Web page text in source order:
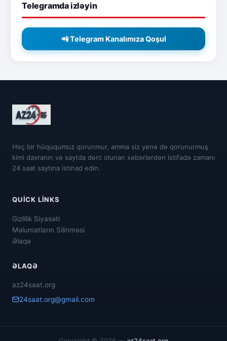
Telegramda izləyin
📲 Telegram Kanalımıza Qoşul
Heç bir hüququmuz qorunmur, amma siz yenə də qorunurmuş
kimi davranın və saytda dərc olunan xəbərlərdən istifadə zamanı
24 saat saytına istinad edin.
QUICK LINKS
Gizlilik Siyasəti
Məlumatların Silinməsi
Əlaqə
ƏLAQƏ
az24saat.org
24saat.org@gmail.com